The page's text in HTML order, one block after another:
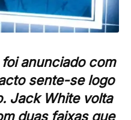
anunciado com
sente-se logo
Jack Whitevolta
duas faixas que